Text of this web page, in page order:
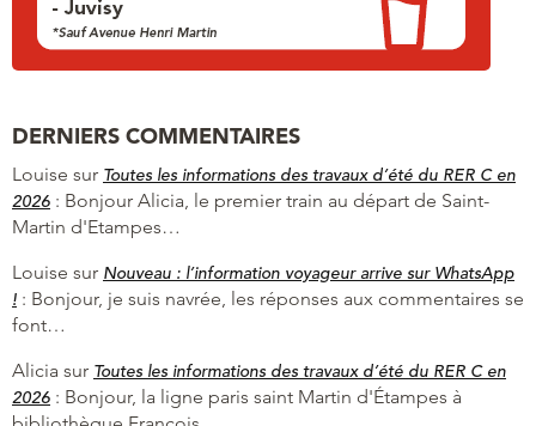
DERNIERS COMMENTAIRES
Louise sur Toutes les informations des travaux d’été du RER C en
2026 : Bonjour Alicia, le premier train au départ de Saint-
Martin d'Etampes…
Louise sur Nouveau : l’information voyageur arrive sur WhatsApp
! : Bonjour, je suis navrée, les réponses aux commentaires se
font…
Alicia sur Toutes les informations des travaux d’été du RER C en
2026 : Bonjour, la ligne paris saint Martin d'Étampes à